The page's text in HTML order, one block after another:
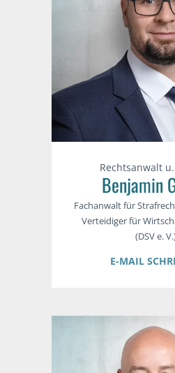
Rechtsanwalt
Benjamin
Fachanwalt für
Verteidiger für
(DSV e.
E-MAIL